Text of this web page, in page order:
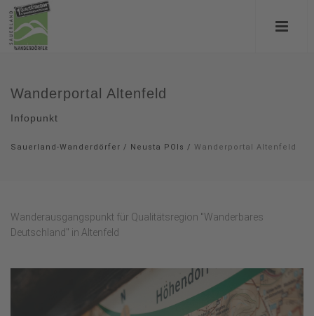
Wanderportal Altenfeld
Infopunkt
Sauerland-Wanderdörfer / Neusta POIs / Wanderportal Altenfeld
Wanderausgangspunkt für Qualitätsregion "Wanderbares
Deutschland" in Altenfeld